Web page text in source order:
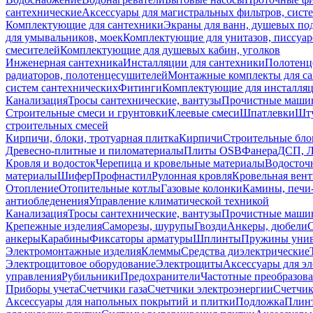
сантехническиеАксессуары для магистральных фильтров,
Комплектующие для сантехникиЭкраны для ванн, душевых
для умывальников, моекКомплектующие для унитазов,
смесителейКомплектующие для душевых кабин, уголков
Инженерная сантехникаИнсталляции для сантехники
радиаторов, полотенцесушителейМонтажные комплекты для
систем сантехническихФитингиКомплектующие для
КанализацияТросы сантехнические, вантузыПрочистные
Строительные смеси и грунтовкиКлеевые смесиШпатлевки
строительных смесей
Кирпичи, блоки, тротуарная плиткаКирпичиСтроительные
Древесно-плитные и пиломатериалыПлиты OSBФанераДСП,
Кровля и водостокЧерепица и кровельные материалы
материалыШиферПрофнастилРулонная кровляКровельная
ОтоплениеОтопительные котлыГазовые колонкиКамины,
антиобледененияУправление климатической техникой
КанализацияТросы сантехнические, вантузыПрочистные
Крепежные изделияСаморезы, шурупыГвоздиАнкеры, дюбели
анкерыКарабиныФиксаторы арматурыШплинтыПружины
Электромонтажные изделияКлеммыСредства диэлектрические
Электрощитовое оборудованиеЭлектрощитыАксессуары для
управленияРубильникиПредохранителиЧастотные
Приборы учетаСчетчики газаСчетчики электроэнергии
Аксессуары для напольных покрытий и плиткиПодложка